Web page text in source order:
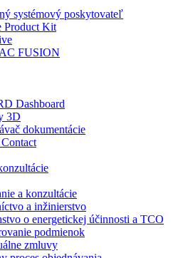
systémový poskytovateľ
Product Kit
FUSION
Dashboard
3D
dokumentácie
a konzultácie
a inžinierstvo
o energetickej účinnosti a TCO
podmienok
zmluvy